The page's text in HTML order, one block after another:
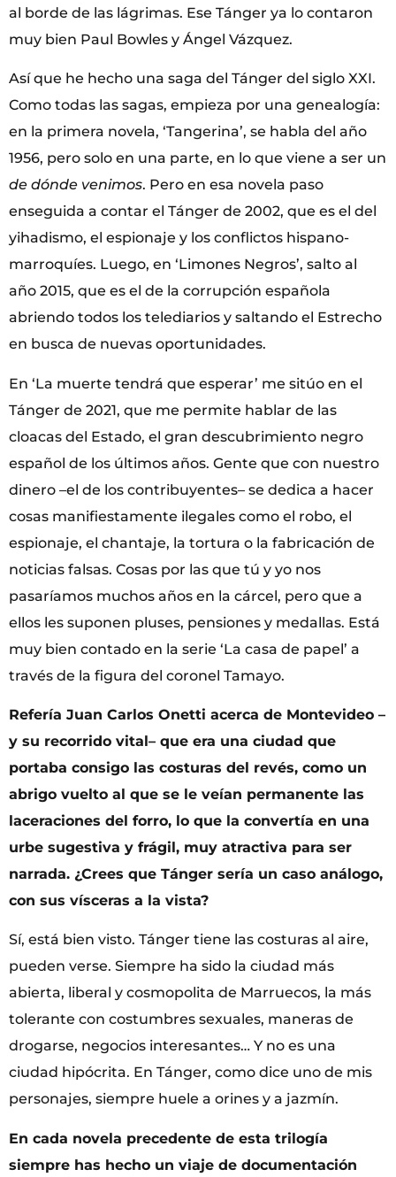
al borde de las lágrimas. Ese Tánger ya lo contaron
muy bien Paul Bowles y Ángel Vázquez.
Así que he hecho una saga del Tánger del siglo XXI.
Como todas las sagas, empieza por una genealogía:
en la primera novela, ‘Tangerina’, se habla del año
1956, pero solo en una parte, en lo que viene a ser un
de dónde venimos. Pero en esa novela paso
enseguida a contar el Tánger de 2002, que es el del
yihadismo, el espionaje y los conflictos hispano-
marroquíes. Luego, en ‘Limones Negros’, salto al
año 2015, que es el de la corrupción española
abriendo todos los telediarios y saltando el Estrecho
en busca de nuevas oportunidades.
En ‘La muerte tendrá que esperar’ me sitúo en el
Tánger de 2021, que me permite hablar de las
cloacas del Estado, el gran descubrimiento negro
español de los últimos años. Gente que con nuestro
dinero –el de los contribuyentes– se dedica a hacer
cosas manifiestamente ilegales como el robo, el
espionaje, el chantaje, la tortura o la fabricación de
noticias falsas. Cosas por las que tú y yo nos
pasaríamos muchos años en la cárcel, pero que a
ellos les suponen pluses, pensiones y medallas. Está
muy bien contado en la serie ‘La casa de papel’ a
través de la figura del coronel Tamayo.
Refería Juan Carlos Onetti acerca de Montevideo –
y su recorrido vital– que era una ciudad que
portaba consigo las costuras del revés, como un
abrigo vuelto al que se le veían permanente las
laceraciones del forro, lo que la convertía en una
urbe sugestiva y frágil, muy atractiva para ser
narrada. ¿Crees que Tánger sería un caso análogo,
con sus vísceras a la vista?
Sí, está bien visto. Tánger tiene las costuras al aire,
pueden verse. Siempre ha sido la ciudad más
abierta, liberal y cosmopolita de Marruecos, la más
tolerante con costumbres sexuales, maneras de
drogarse, negocios interesantes… Y no es una
ciudad hipócrita. En Tánger, como dice uno de mis
personajes, siempre huele a orines y a jazmín.
En cada novela precedente de esta trilogía
siempre has hecho un viaje de documentación